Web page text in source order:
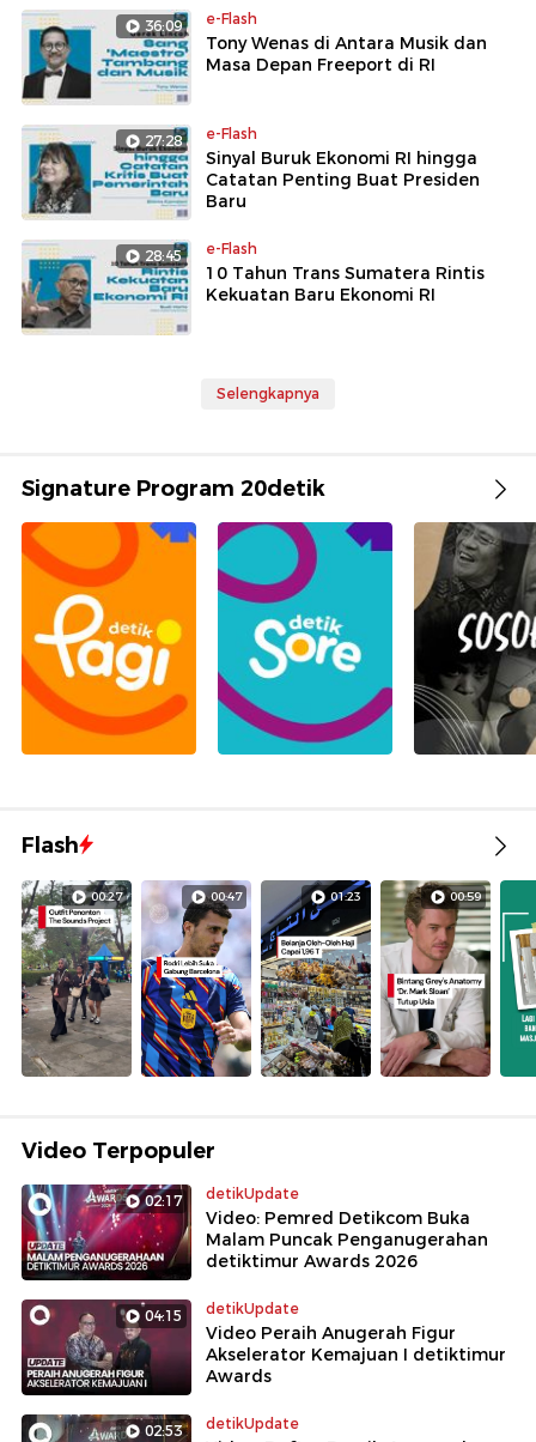
36:09 e-Flash
Tony Wenas di Antara Musik dan
Masa Depan Freeport di RI
27:28 e-Flash
Sinyal Buruk Ekonomi RI hingga
Catatan Penting Buat Presiden
Baru
28:45 e-Flash
10 Tahun Trans Sumatera Rintis
Kekuatan Baru Ekonomi RI
Selengkapnya
Signature Program 20detik
Flash
00:27 00:47 01:23 00:59
Video Terpopuler
02:17 detikUpdate
Video: Pemred Detikcom Buka
Malam Puncak Penganugerahan
detiktimur Awards 2026
04:15 detikUpdate
Video Peraih Anugerah Figur
Akselerator Kemajuan I detiktimur
Awards
02:53 detikUpdate